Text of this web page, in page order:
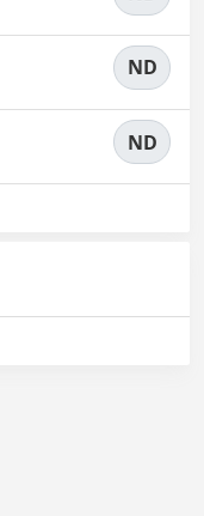
ND
ND